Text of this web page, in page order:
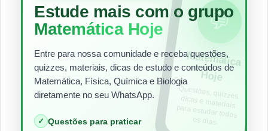
Estude mais com o grupo
Matemática Hoje
Entre para nossa comunidade e receba questões,
quizzes, materiais, dicas de estudo e conteúdos de
Matemática, Física, Química e Biologia
diretamente no seu WhatsApp.
✓ Questões para praticar
💬
Matem
ática
Hoje
Questões, quizzes,
dicas e materiais
para estudar todos
os dias.